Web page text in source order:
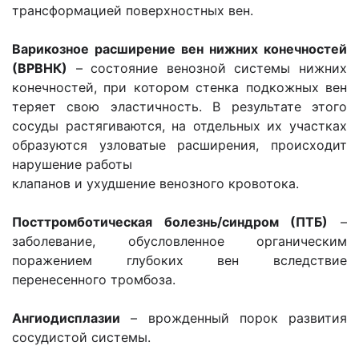
трансформацией поверхностных вен.
Варикозное расширение вен нижних конечностей
(ВРВНК) – состояние венозной системы нижних
конечностей, при котором стенка подкожных вен
теряет свою эластичность. В результате этого
сосуды растягиваются, на отдельных их участках
образуются узловатые расширения, происходит
нарушение работы
клапанов и ухудшение венозного кровотока.
Посттромботическая болезнь/синдром (ПТБ)
–
заболевание, обусловленное органическим
поражением глубоких вен вследствие
перенесенного тромбоза.
Ангиодисплазии – врожденный порок развития
сосудистой системы.